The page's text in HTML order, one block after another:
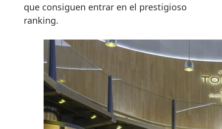
que consiguen entrar en el prestigioso
ranking.